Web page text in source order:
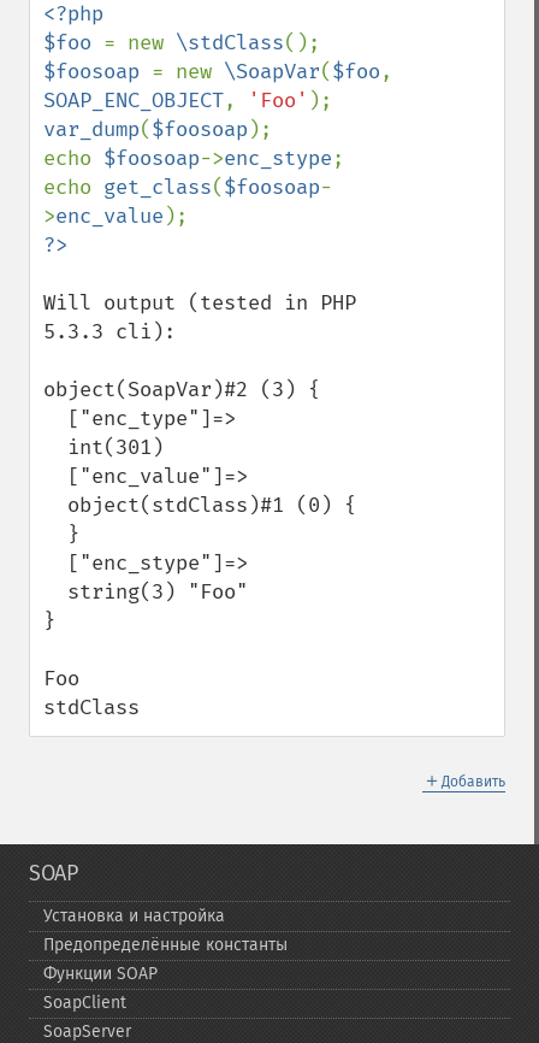
<?php
$foo = new \stdClass
$foosoap = new \SoapVar($foo
SOAP_ENC_OBJECT, 'Foo'
var_dump($foosoap );
echo $foosoap->enc_stype;
echo get_class($foosoap-
>enc_value
Will output (tested in PHP
5.3.3 cli):
object(SoapVar)#2 (3) {
}
Foo
stdClass
＋ Добавить
SOAP
Установка и настройка
Предопределённые константы
Функции SOAP
SoapClient
SoapServer